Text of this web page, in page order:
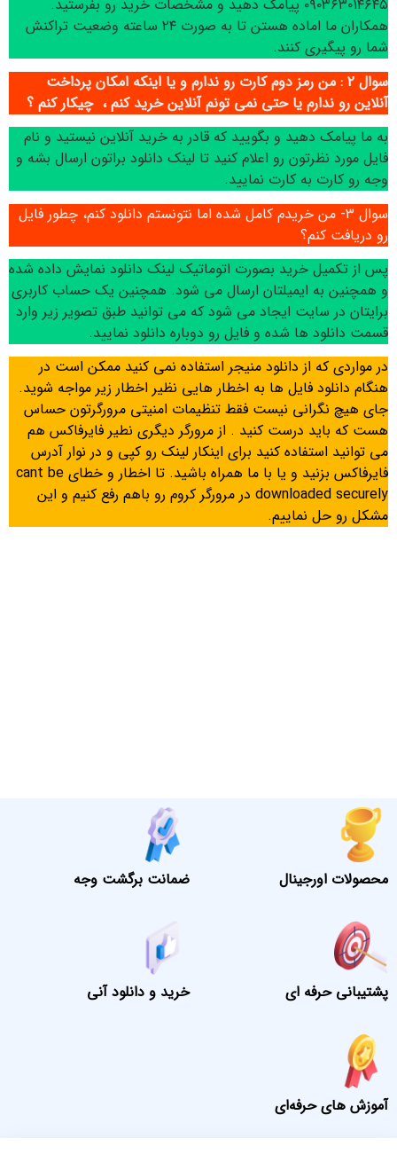
۰۹۰۳۶۳۰۱۴۶۴۵ پیامک دهید و مشخصات خرید رو بفرستید.
همکاران ما اماده هستن تا به صورت ۲۴ ساعته وضعیت تراکنش
شما رو پیگیری کنند.
سوال ۲ : من رمز دوم کارت رو ندارم و یا اینکه امکان پرداخت
آنلاین رو ندارم یا حتی نمی تونم آنلاین خرید کنم ، چیکار کنم ؟
به ما پیامک دهید و بگویید که قادر به خرید آنلاین نیستید و نام
فایل مورد نظرتون رو اعلام کنید تا لینک دانلود براتون ارسال بشه و
وجه رو کارت به کارت نمایید.
سوال ۳- من خریدم کامل شده اما نتونستم دانلود کنم، چطور فایل
رو دریافت کنم؟
پس از تکمیل خرید بصورت اتوماتیک لینک دانلود نمایش داده شده
و همچنین به ایمیلتان ارسال می شود. همچنین یک حساب کاربری
برایتان در سایت ایجاد می شود که می توانید طبق تصویر زیر وارد
قسمت دانلود ها شده و فایل رو دوباره دانلود نمایید.
در مواردی که از دانلود منیجر استفاده نمی کنید ممکن است در
هنگام دانلود فایل ها به اخطار هایی نظیر اخطار زیر مواجه شوید.
جای هیچ نگرانی نیست فقط تنظیمات امنیتی مرورگرتون حساس
هست که باید درست کنید . از مرورگر دیگری نطیر فایرفاکس هم
می توانید استفاده کنید برای اینکار لینک رو کپی و در نوار آدرس
فایرفاکس بزنید و یا با ما همراه باشید. تا اخطار و خطای cant be
downloaded securely در مرورگر کروم رو باهم رفع کنیم و این
مشکل رو حل نماییم.
محصولات اورجینال ضمانت برگشت وجه
پشتیبانی حرفه ای خرید و دانلود آنی
آموزش های حرفه‌ای